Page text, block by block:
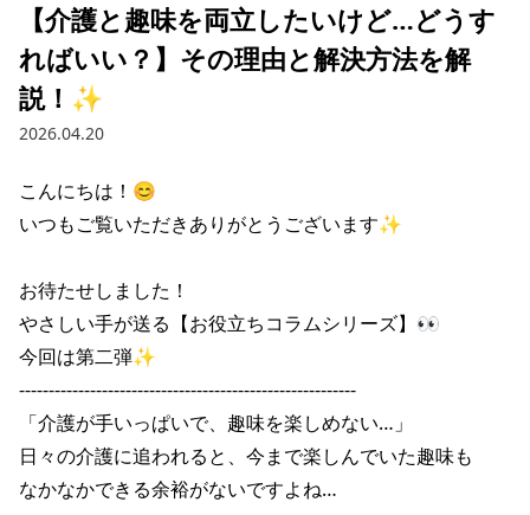
【介護と趣味を両立したいけど…どうす
ればいい？】その理由と解決方法を解
説！✨
2026.04.20
こんにちは！😊
いつもご覧いただきありがとうございます✨
お待たせしました！
やさしい手が送る【お役立ちコラムシリーズ】👀
今回は第二弾✨
---------------------------------------------------------
「介護が手いっぱいで、趣味を楽しめない…」
日々の介護に追われると、今まで楽しんでいた趣味も
なかなかできる余裕がないですよね…